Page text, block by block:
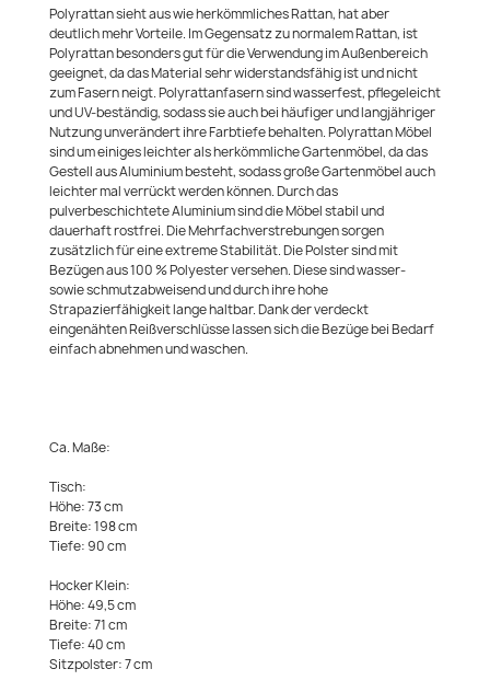
Polyrattan sieht aus wie herkömmliches Rattan, hat aber
deutlich mehr Vorteile. Im Gegensatz zu normalem Rattan, ist
Polyrattan besonders gut für die Verwendung im Außenbereich
geeignet, da das Material sehr widerstandsfähig ist und nicht
zum Fasern neigt. Polyrattanfasern sind wasserfest, pflegeleicht
und UV-beständig, sodass sie auch bei häufiger und langjähriger
Nutzung unverändert ihre Farbtiefe behalten. Polyrattan Möbel
sind um einiges leichter als herkömmliche Gartenmöbel, da das
Gestell aus Aluminium besteht, sodass große Gartenmöbel auch
leichter mal verrückt werden können. Durch das
pulverbeschichtete Aluminium sind die Möbel stabil und
dauerhaft rostfrei. Die Mehrfachverstrebungen sorgen
zusätzlich für eine extreme Stabilität. Die Polster sind mit
Bezügen aus 100 % Polyester versehen. Diese sind wasser-
sowie schmutzabweisend und durch ihre hohe
Strapazierfähigkeit lange haltbar. Dank der verdeckt
eingenähten Reißverschlüsse lassen sich die Bezüge bei Bedarf
einfach abnehmen und waschen.
Ca. Maße:
Tisch:
Höhe: 73 cm
Breite: 198 cm
Tiefe: 90 cm
Hocker Klein:
Höhe: 49,5 cm
Breite: 71 cm
Tiefe: 40 cm
Sitzpolster: 7 cm